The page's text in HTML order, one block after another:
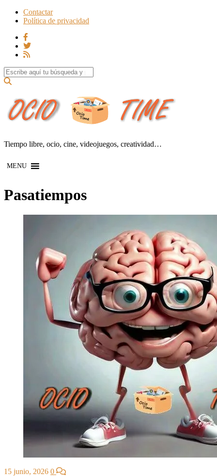
Contactar
Política de privacidad
Search for:
Tiempo libre, ocio, cine, videojuegos, creatividad…
MENU
Pasatiempos
15 junio, 2026 0